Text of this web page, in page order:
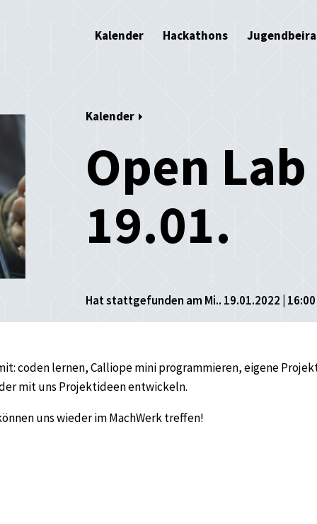
Kalender Hackathons
Kalender
Open Lab
19.01.
Hat stattgefunden am Mi.. 19.01.2022 | 16:00
coden lernen, Calliope mini programmieren, eigene
mit uns Projektideen entwickeln.
uns wieder im MachWerk treffen!